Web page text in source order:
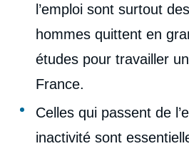
l’emploi sont surtout
hommes quittent en
études pour travailler
France.
Celles qui passent de
inactivité sont